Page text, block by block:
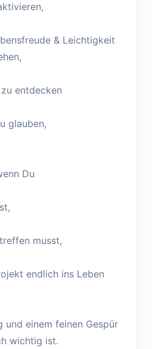
& Leichtigkeit
entdecken
glauben,
Du
musst,
endlich ins Leben
und einem feinen Gespür
wichtig ist.